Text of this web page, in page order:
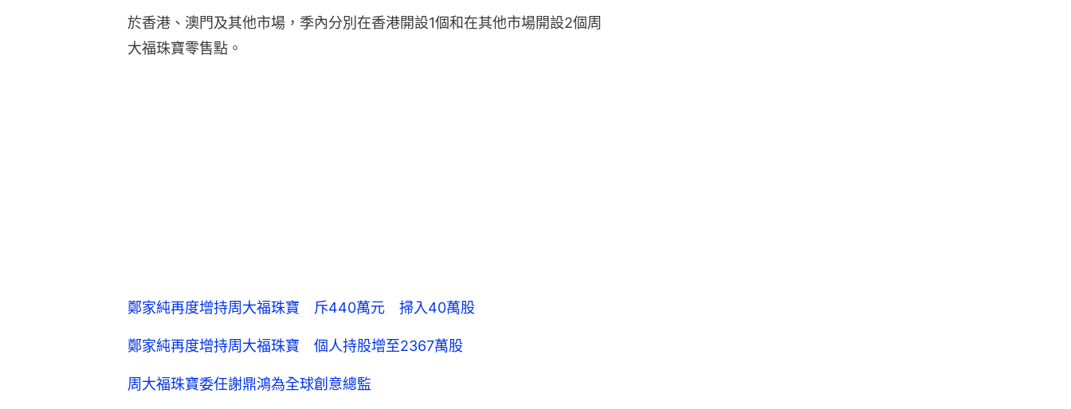
於香港、澳門及其他市場，季內分別在香港開設1個和在其他市場開設2個周
大福珠寶零售點。
鄭家純再度增持周大福珠寶 斥440萬元 掃入40萬股
鄭家純再度增持周大福珠寶 個人持股增至2367萬股
周大福珠寶委任謝鼎鴻為全球創意總監